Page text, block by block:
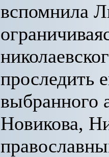
вспомнила
проследить
выбранного
Новикова,